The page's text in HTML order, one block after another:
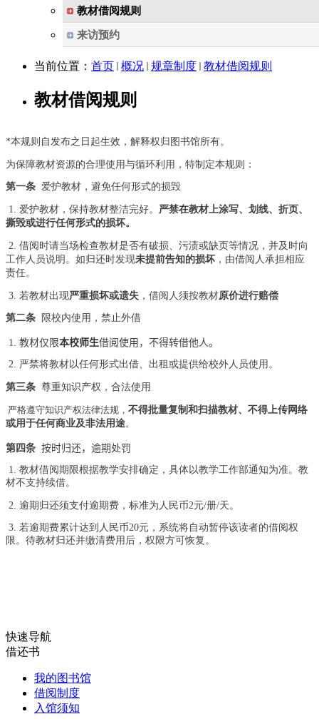
教材借阅规则
来访预约
当前位置： 首页 概况 规章制度 教材借阅规则
教材借阅规则
*本规则自发布之日起生效，解释权归图书馆所有。
为保障教材资源的合理使用与循环利用，特制定本规则：
第一条 爱护教材，避免任何形式的损毁
1. 爱护教材，保持教材整洁完好。 严禁在教材上涂写、划线、折页、
撕毁或进行任何形式的损坏。
2. 借阅时请当场检查教材是否有破损、污渍或缺页等情况，并及时向
工作人员说明。如归还时发现未提前告知的损坏 ，由借阅人承担相应
责任。
3. 若教材出现严重损坏或遗失 ，借阅人须按教材原价进行赔偿
第二条 限校内使用，禁止外借
1. 教材仅限本校师生借阅使用，不得转借他人。
2. 严禁将教材以任何形式出借、出租或提供给校外人员使用。
第三条 尊重知识产权，合法使用
严格遵守知识产权法律法规， 不得批量复制和扫描教材、不得上传网络
或用于任何商业及非法用途。
第四条 按时归还，逾期处罚
1. 教材借阅期限根据教学安排确定，具体以教学工作部通知为准。教
材不支持续借。
2. 逾期归还须支付逾期费，标准为人民币2元/册/天。
3. 若逾期费累计达到人民币20元，系统将自动暂停该读者的借阅权
限。待教材归还并缴清费用后，权限方可恢复。
快速导航
借还书
我的图书馆
借阅制度
入馆须知